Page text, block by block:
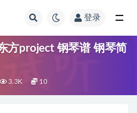
登录
3.3K 10